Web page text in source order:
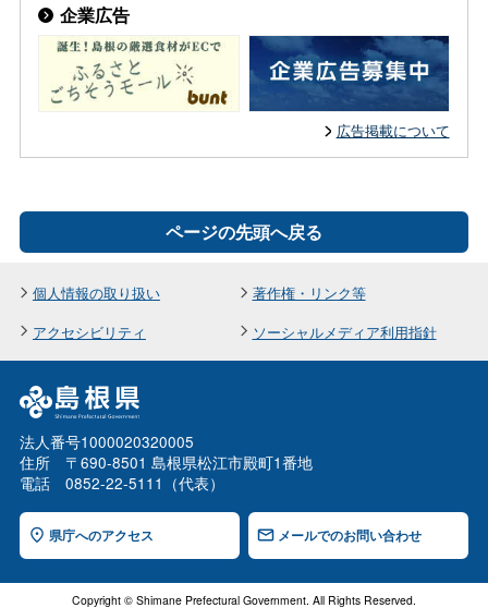
企業広告
広告掲載について
ページの先頭へ戻る
個人情報の取り扱い
著作権・リンク等
アクセシビリティ
ソーシャルメディア利用指針
法人番号1000020320005
住所 〒690-8501 島根県松江市殿町1番地
電話 0852-22-5111（代表）
県庁へのアクセス メールでのお問い合わせ
Copyright © Shimane Prefectural Government. All Rights Reserved.